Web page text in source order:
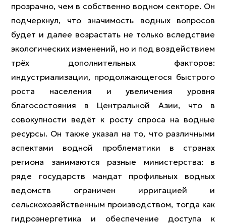
прозрачно, чем в собственно водном секторе. Он
подчеркнул, что значимость водных вопросов
будет и далее возрастать не только вследствие
экологических изменений, но и под воздействием
трёх дополнительных факторов:
индустриализации, продолжающегося быстрого
роста населения и увеличения уровня
благосостояния в Центральной Азии, что в
совокупности ведёт к росту спроса на водные
ресурсы. Он также указал на то, что различными
аспектами водной проблематики в странах
региона занимаются разные министерства: в
ряде государств мандат профильных водных
ведомств ограничен ирригацией и
сельскохозяйственным производством, тогда как
гидроэнергетика и обеспечение доступа к